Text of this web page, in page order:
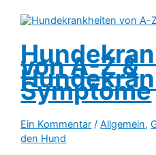
von A-Z &
Symptome
Ein Kommentar /Allgemein,
den Hund